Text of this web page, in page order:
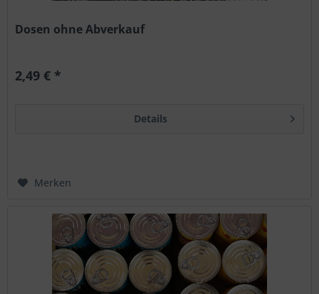
Dosen ohne Abverkauf
2,49 € *
Details
Merken